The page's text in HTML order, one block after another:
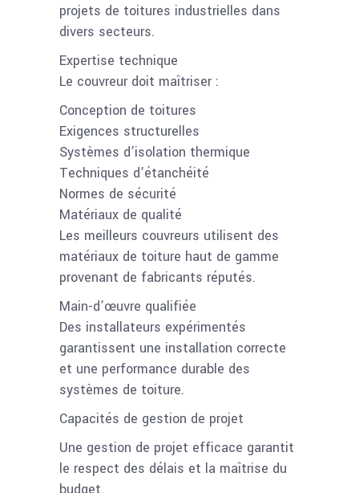
projets de toitures industrielles dans
divers secteurs.
Expertise technique
Le couvreur doit maîtriser :
Conception de toitures
Exigences structurelles
Systèmes d’isolation thermique
Techniques d’étanchéité
Normes de sécurité
Matériaux de qualité
Les meilleurs couvreurs utilisent des
matériaux de toiture haut de gamme
provenant de fabricants réputés.
Main-d’œuvre qualifiée
Des installateurs expérimentés
garantissent une installation correcte
et une performance durable des
systèmes de toiture.
Capacités de gestion de projet
Une gestion de projet efficace garantit
le respect des délais et la maîtrise du
budget.